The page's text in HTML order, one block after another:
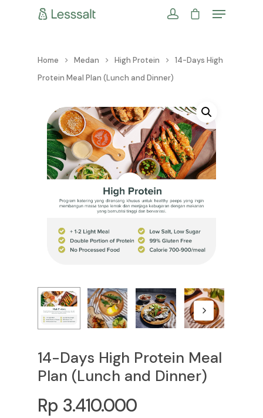
Home Medan High Protein
14-Days High
Protein Meal Plan (Lunch and Dinner)
14-Days High Protein Meal
Plan (Lunch and Dinner)
Rp 3.410.000